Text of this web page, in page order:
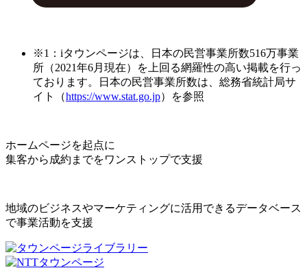
※1：iタウンページは、日本の民営事業所数516万事業
所（2021年6月現在）を上回る網羅性の高い掲載を行っ
ております。日本の民営事業所数は、総務省統計局サ
イト（https://www.stat.go.jp）を参照
ホームページを起点に
集客から成約までをワンストップで支援
地域のビジネスやマーケティングに活用できるデータベース
で事業活動を支援